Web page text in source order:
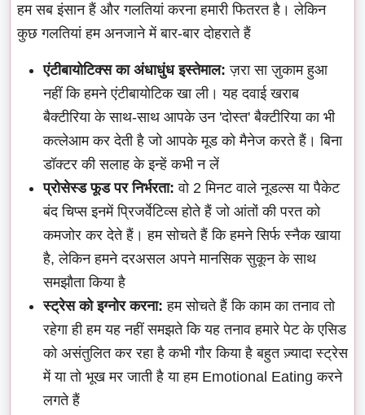
हम सब इंसान हैं और गलतियां करना हमारी फितरत है। लेकिन
कुछ गलतियां हम अनजाने में बार-बार दोहराते हैं
एंटीबायोटिक्स का अंधाधुंध इस्तेमाल: ज़रा सा ज़ुकाम हुआ
नहीं कि हमने एंटीबायोटिक खा ली। यह दवाई खराब
बैक्टीरिया के साथ-साथ आपके उन 'दोस्त' बैक्टीरिया का भी
कत्लेआम कर देती है जो आपके मूड को मैनेज करते हैं। बिना
डॉक्टर की सलाह के इन्हें कभी न लें
प्रोसेस्ड फूड पर निर्भरता: वो 2 मिनट वाले नूडल्स या पैकेट
बंद चिप्स इनमें प्रिजर्वेटिव्स होते हैं जो आंतों की परत को
कमजोर कर देते हैं। हम सोचते हैं कि हमने सिर्फ स्नैक खाया
है, लेकिन हमने दरअसल अपने मानसिक सुकून के साथ
समझौता किया है
स्ट्रेस को इग्नोर करना: हम सोचते हैं कि काम का तनाव तो
रहेगा ही हम यह नहीं समझते कि यह तनाव हमारे पेट के एसिड
को असंतुलित कर रहा है कभी गौर किया है बहुत ज़्यादा स्ट्रेस
में या तो भूख मर जाती है या हम Emotional Eating करने
लगते हैं